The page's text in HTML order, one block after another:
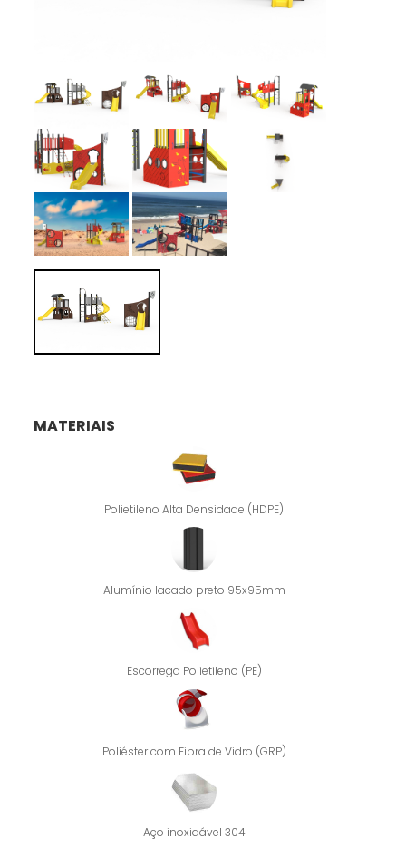
MATERIAIS
Polietileno Alta Densidade (HDPE)
Alumínio lacado preto 95x95mm
Escorrega Polietileno (PE)
Poliéster com Fibra de Vidro (GRP)
Aço inoxidável 304